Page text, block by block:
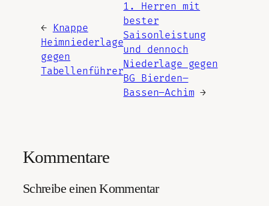
←
Knappe
Heimniederlage
gegen
Tabellenführer
1. Herren mit
bester
Saisonleistung
und dennoch
Niederlage gegen
BG Bierden–
Bassen–Achim →
Kommentare
Schreibe einen Kommentar